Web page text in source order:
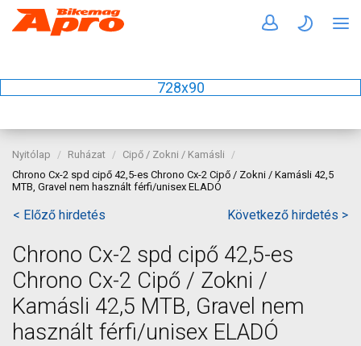
728x90
Nyitólap Ruházat
Cipő / Zokni / Kamásli
Chrono Cx-2 spd cipő 42,5-es Chrono Cx-2 Cipő / Zokni / Kamásli 42,5
MTB, Gravel nem használt férfi/unisex ELADÓ
< Előző hirdetés Következő hirdetés >
Chrono Cx-2 spd cipő 42,5-es
Chrono Cx-2 Cipő / Zokni /
Kamásli 42,5 MTB, Gravel nem
használt férfi/unisex ELADÓ